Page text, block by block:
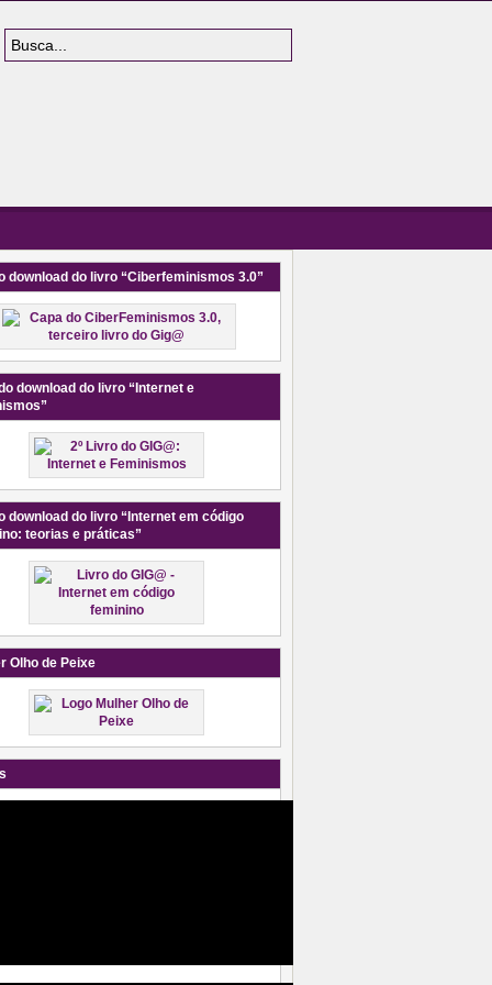
download do livro “Ciberfeminismos 3.0”
download do livro “Internet e
download do livro “Internet em código
teorias e práticas”
Olho de Peixe